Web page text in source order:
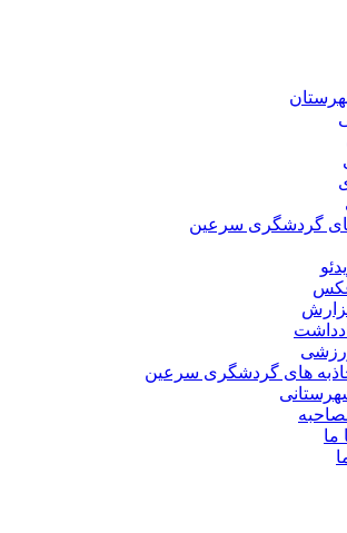
گردشگری سرعین
های گردشگری سرعین
ما